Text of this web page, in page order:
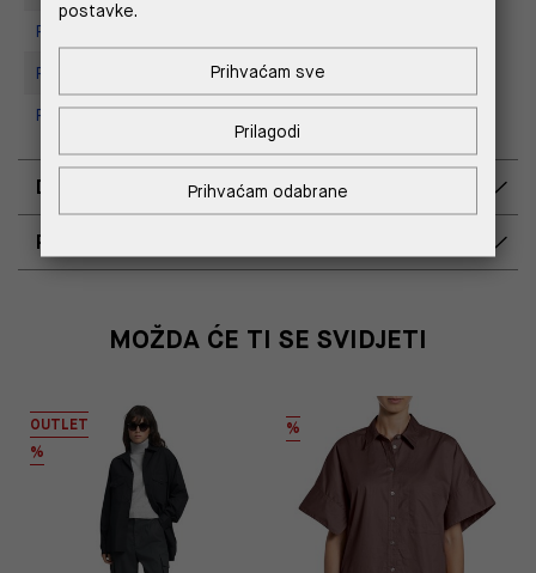
Replay Store, Mall of Split
Replay store, Tower Centar
Replay Store, Supernova Zadar
DOSTAVA
POVRAT I ZAMJENA
MOŽDA ĆE TI SE SVIDJETI
OUTLET
%
%
postavke.
Prihvaćam odabrane
Prilagodi
Prihvaćam sve